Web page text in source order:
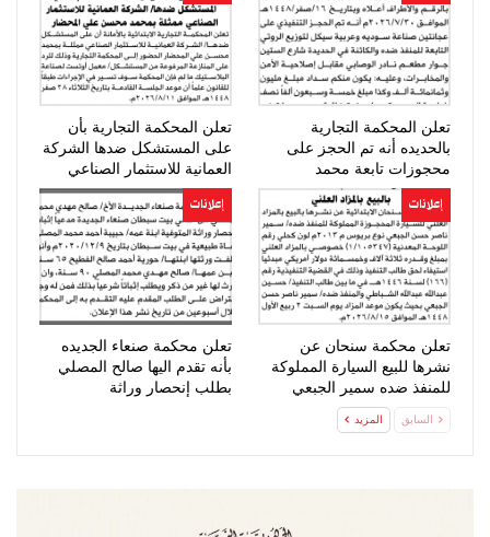
تعلن المحكمة التجارية
بالحديده أنه تم الحجز على
محجوزات تابعة محمد
المحرقي
تعلن المحكمة التجارية بأن
على المستشكل ضدها الشركة
العمانية للاستثمار الصناعي
الحضور…
إعلانات
تعلن محكمة سنحان عن
نشرها للبيع السيارة المملوكة
للمنفذ ضده سمير الجبعي
إعلانات
تعلن محكمة صنعاء الجديده
بأنه تقدم اليها صالح المصلي
بطلب إنحصار وراثة
السابق المزيد